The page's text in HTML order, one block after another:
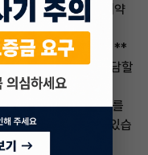
수를 고려한다면, 계약
확인해야 합니다.
는 렌트/리스사마다 **
발생합니다. 누가 부담할
금융사의 신용 심사를
승계가 거절될 수도 있습